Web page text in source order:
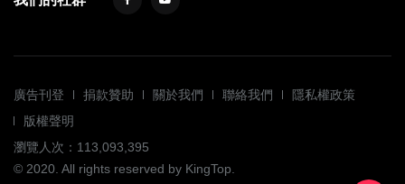
廣告刊登 捐款贊助 關於我們 聯絡我們
隱私權政策
版權聲明
瀏覽人次：113,093,395
© 2020. All rights reserved by KingTop.